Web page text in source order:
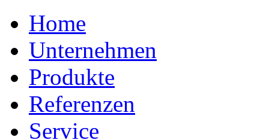
Home
Unternehmen
Produkte
Referenzen
Service